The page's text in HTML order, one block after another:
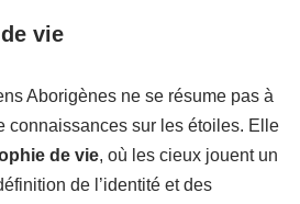
vie
Aborigènes ne se résume pas à
connaissances sur les étoiles. Elle
de vie, où les cieux jouent un
de l’identité et des